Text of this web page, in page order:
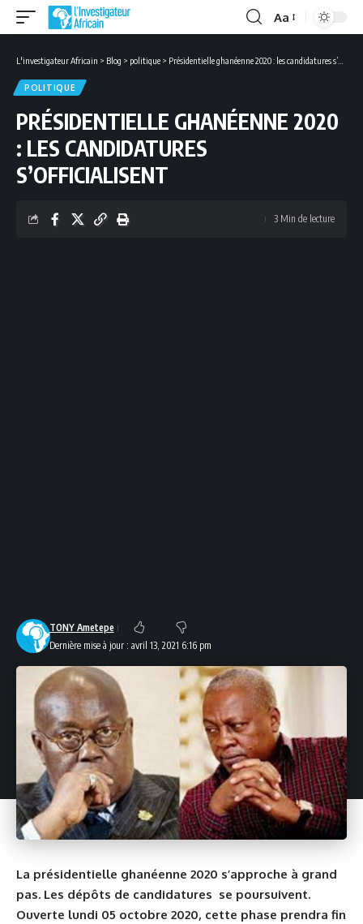
Font
Aa
L'investigateur Africain > Blog > politique > Présidentielle ghanéenne 2020 : les candidatures s’officialisent
POLITIQUE
PRÉSIDENTIELLE GHANÉENNE 2020
: LES CANDIDATURES
S’OFFICIALISENT
Dernière mise à jour : avril 13, 2021 6:16 pm
TONY Ametepe
3 Min de lecture
La présidentielle ghanéenne 2020 s’approche à grand
pas. Les dépôts de candidatures se poursuivent.
Ouverte lundi 05 octobre 2020, cette phase prendra fin